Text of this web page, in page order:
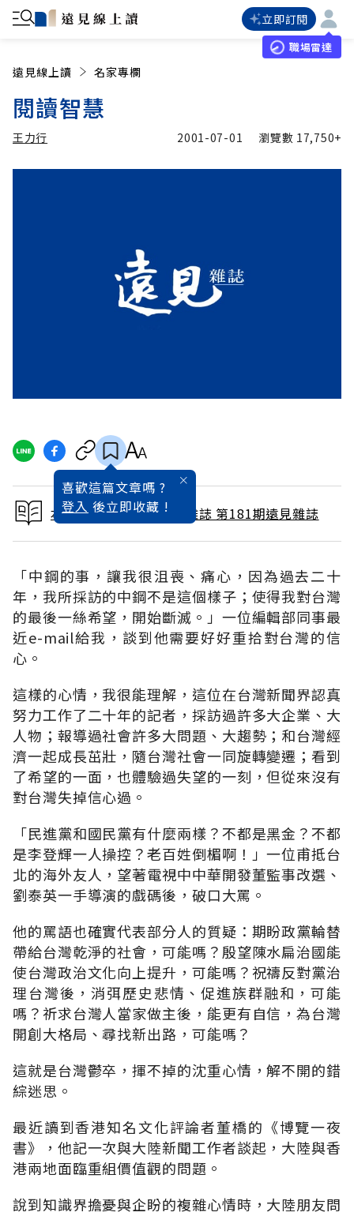
立即訂閱
職場雷達
遠見線上讀 名家專欄
閱讀智慧
王力行 2001-07-01 瀏覽數 17,750+
喜歡這篇文章嗎 ?
登入 後立即收藏 !
本文出自 2001 / 7月號雜誌 第181期遠見雜誌
「中鋼的事，讓我很沮喪、痛心，因為過去二十
年，我所採訪的中鋼不是這個樣子；使得我對台灣
的最後一絲希望，開始斷滅。」一位編輯部同事最
近e-mail給我，談到他需要好好重拾對台灣的信
心。
這樣的心情，我很能理解，這位在台灣新聞界認真
努力工作了二十年的記者，採訪過許多大企業、大
人物；報導過社會許多大問題、大趨勢；和台灣經
濟一起成長茁壯，隨台灣社會一同旋轉變遷；看到
了希望的一面，也體驗過失望的一刻，但從來沒有
對台灣失掉信心過。
「民進黨和國民黨有什麼兩樣？不都是黑金？不都
是李登輝一人操控？老百姓倒楣啊！」一位甫抵台
北的海外友人，望著電視中中華開發董監事改選、
劉泰英一手導演的戲碼後，破口大罵。
他的罵語也確實代表部分人的質疑：期盼政黨輪替
帶給台灣乾淨的社會，可能嗎？殷望陳水扁治國能
使台灣政治文化向上提升，可能嗎？祝禱反對黨治
理台灣後，消弭歷史悲情、促進族群融和，可能
嗎？祈求台灣人當家做主後，能更有自信，為台灣
開創大格局、尋找新出路，可能嗎？
這就是台灣鬱卒，揮不掉的沈重心情，解不開的錯
綜迷思。
最近讀到香港知名文化評論者董橋的《博覽一夜
書》，他記一次與大陸新聞工作者談起，大陸與香
港兩地面臨重組價值觀的問題。
說到知識界擔憂與企盼的複雜心情時，大陸朋友問